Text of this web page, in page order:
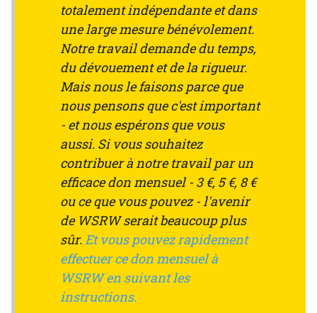
totalement indépendante et dans
une large mesure bénévolement.
Notre travail demande du temps,
du dévouement et de la rigueur.
Mais nous le faisons parce que
nous pensons que c'est important
- et nous espérons que vous
aussi. Si vous souhaitez
contribuer à notre travail par un
efficace don mensuel - 3 €, 5 €, 8 €
ou ce que vous pouvez - l'avenir
de WSRW serait beaucoup plus
sûr.Et vous pouvez rapidement
effectuer ce don mensuel à
WSRW en suivant les
instructions.